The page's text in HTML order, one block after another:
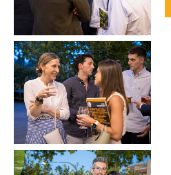
Sin leyenda